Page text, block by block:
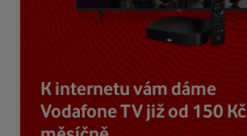
K internetu vám dáme
Vodafone TV již od 150 Kč